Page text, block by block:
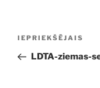
Iepriekšējā
ziņa:
IEPRIEKŠĒJAIS
LDTA-ziemas-